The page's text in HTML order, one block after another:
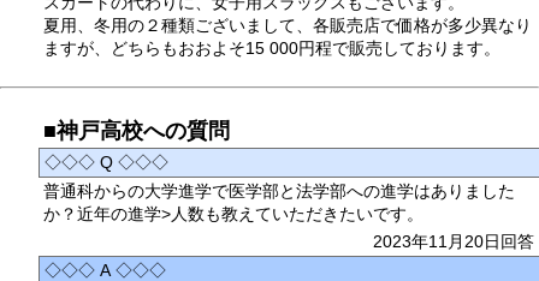
夏用、冬用の２種類ございまして、各販売店で価格が多少異なり
ますが、どちらもおおよそ15 000円程で販売しております。
■神戸高校への質問
◇◇◇ Q ◇◇◇
普通科からの大学進学で医学部と法学部への進学はありました
か？近年の進学>人数も教えていただきたいです。
2023年11月20日回答
◇◇◇ A ◇◇◇